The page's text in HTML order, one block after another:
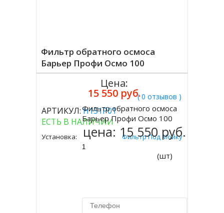
Фильтр обратного осмоса
Барьер Профи Осмо 100
( 0 отзывов )
АРТИКУЛ:Н151Р01
ЕСТЬ В НАЛИЧИИ
Установка: Фильтр Под Мойку
Цена:
15 550 руб.
Купить
Фильтр обратного осмоса
Барьер Профи Осмо 100
цена: 15 550 руб.
(шт)